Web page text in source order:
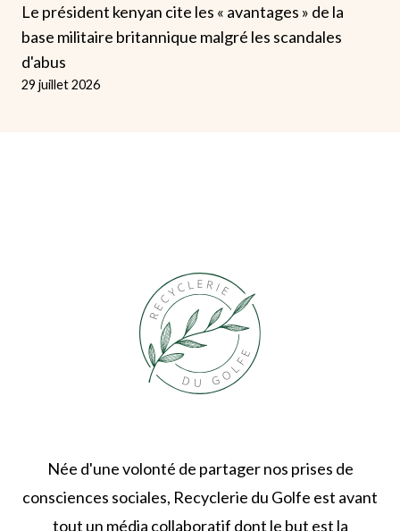
Le président kenyan cite les « avantages » de la
base militaire britannique malgré les scandales
d'abus
29 juillet 2026
Née d'une volonté de partager nos prises de
consciences sociales, Recyclerie du Golfe est avant
tout un média collaboratif dont le but est la